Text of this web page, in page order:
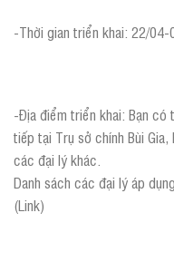
-Thời gian triển khai: 22/04-
-Địa điểm triển khai: Bạn có
tiếp tại Trụ sở chính Bùi Gia,
các đại lý khác.
Danh sách các đại lý áp
(Link)